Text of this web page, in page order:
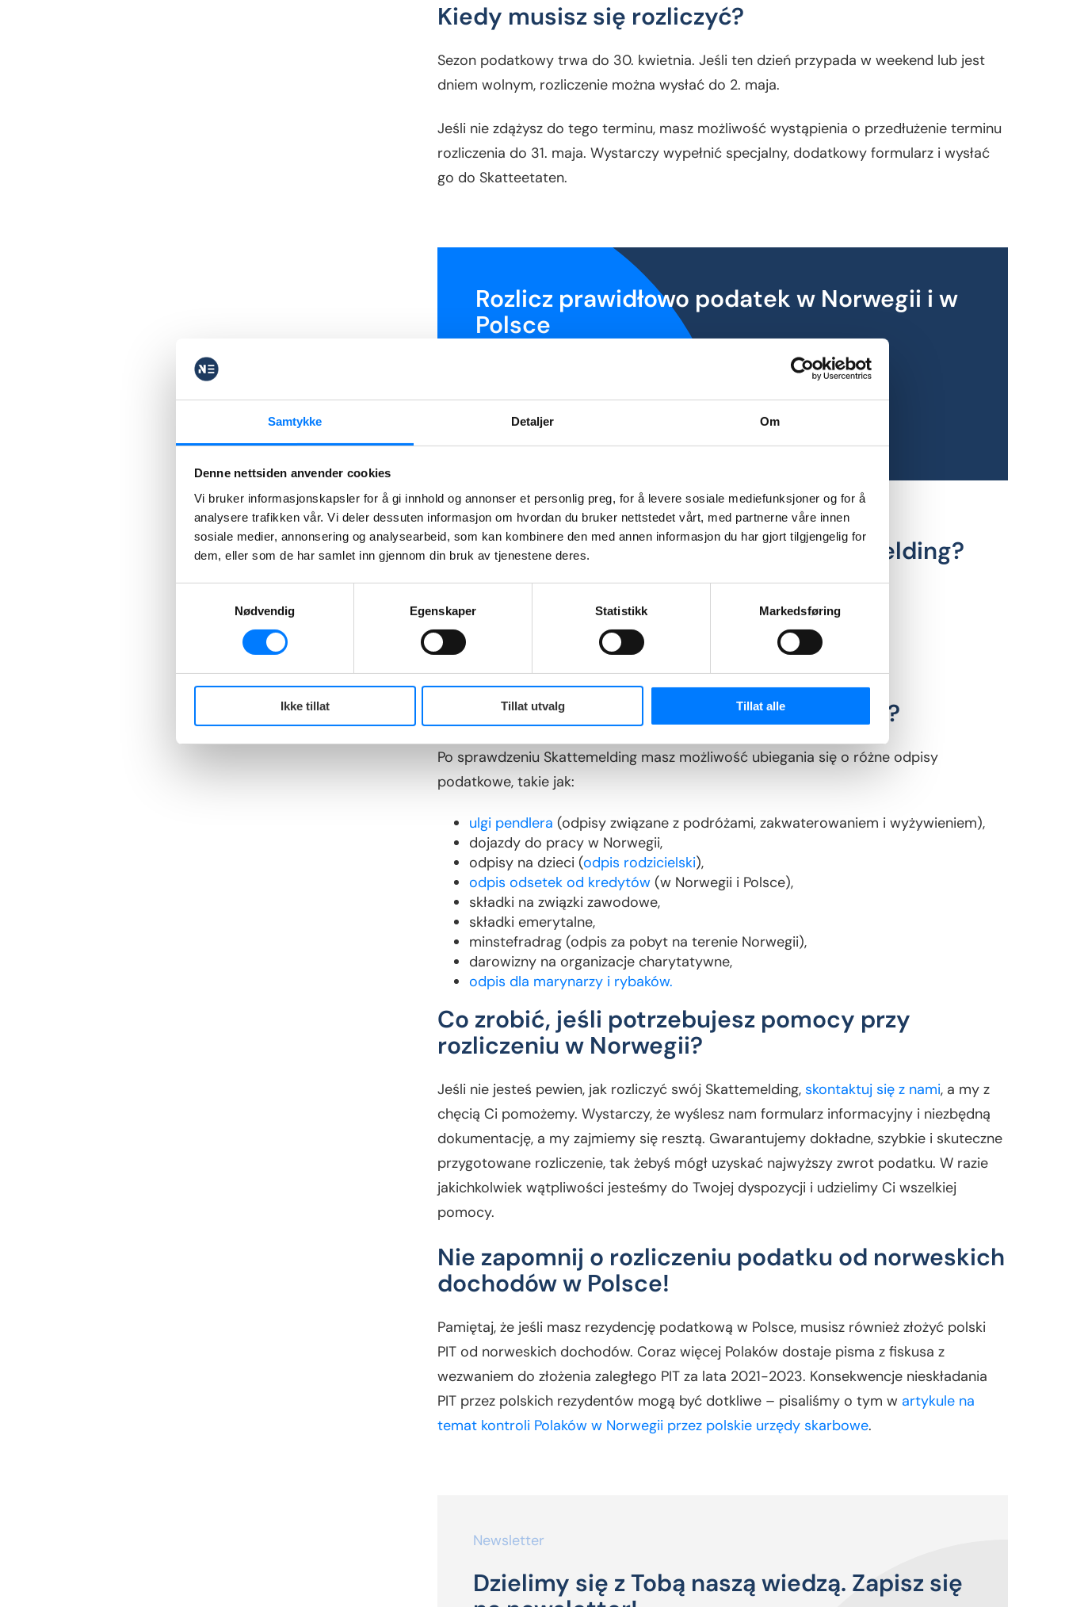
Samtykke Detaljer Om
Denne nettsiden anvender cookies
Vi bruker informasjonskapsler for å gi innhold og annonser et personlig preg, for å levere sosiale mediefunksjoner og for å
analysere trafikken vår. Vi deler dessuten informasjon om hvordan du bruker nettstedet vårt, med partnerne våre innen
sosiale medier, annonsering og analysearbeid, som kan kombinere den med annen informasjon du har gjort tilgjengelig for
dem, eller som de har samlet inn gjennom din bruk av tjenestene deres.
Nødvendig
Egenskaper Statistikk Markedsføring
Ikke tillat Tillat utvalg Tillat alle
Kiedy musisz się rozliczyć?
Sezon podatkowy trwa do 30. kwietnia. Jeśli ten dzień przypada w weekend lub jest
dniem wolnym, rozliczenie można wysłać do 2. maja.
Jeśli nie zdążysz do tego terminu, masz możliwość wystąpienia o przedłużenie terminu
rozliczenia do 31. maja. Wystarczy wypełnić specjalny, dodatkowy formularz i wysłać
go do Skatteetaten.
Rozlicz prawidłowo podatek w Norwegii i w
Polsce
Dowiedz się więcej
Jakie dane warto sprawdzić w Skattemelding?
dochody i pobrane zaliczki podatkowe,
zasiłki z NAV, renty, emerytury,
kredyty i posiadany majątek.
Jakie odpisy podatkowe możesz zgłosić?
Po sprawdzeniu Skattemelding masz możliwość ubiegania się o różne odpisy
podatkowe, takie jak:
ulgi pendlera (odpisy związane z podróżami, zakwaterowaniem i wyżywieniem),
dojazdy do pracy w Norwegii,
odpisy na dzieci (odpis rodzicielski),
odpis odsetek od kredytów (w Norwegii i Polsce),
składki na związki zawodowe,
składki emerytalne,
minstefradrag (odpis za pobyt na terenie Norwegii),
darowizny na organizacje charytatywne,
odpis dla marynarzy i rybaków.
Co zrobić, jeśli potrzebujesz pomocy przy
rozliczeniu w Norwegii?
Jeśli nie jesteś pewien, jak rozliczyć swój Skattemelding, skontaktuj się z nami, a my z
chęcią Ci pomożemy. Wystarczy, że wyślesz nam formularz informacyjny i niezbędną
dokumentację, a my zajmiemy się resztą. Gwarantujemy dokładne, szybkie i skuteczne
przygotowane rozliczenie, tak żebyś mógł uzyskać najwyższy zwrot podatku. W razie
jakichkolwiek wątpliwości jesteśmy do Twojej dyspozycji i udzielimy Ci wszelkiej
pomocy.
Nie zapomnij o rozliczeniu podatku od norweskich
dochodów w Polsce!
Pamiętaj, że jeśli masz rezydencję podatkową w Polsce, musisz również złożyć polski
PIT od norweskich dochodów. Coraz więcej Polaków dostaje pisma z fiskusa z
wezwaniem do złożenia zaległego PIT za lata 2021-2023. Konsekwencje nieskładania
PIT przez polskich rezydentów mogą być dotkliwe – pisaliśmy o tym w artykule na
temat kontroli Polaków w Norwegii przez polskie urzędy skarbowe.
Newsletter
Dzielimy się z Tobą naszą wiedzą. Zapisz się